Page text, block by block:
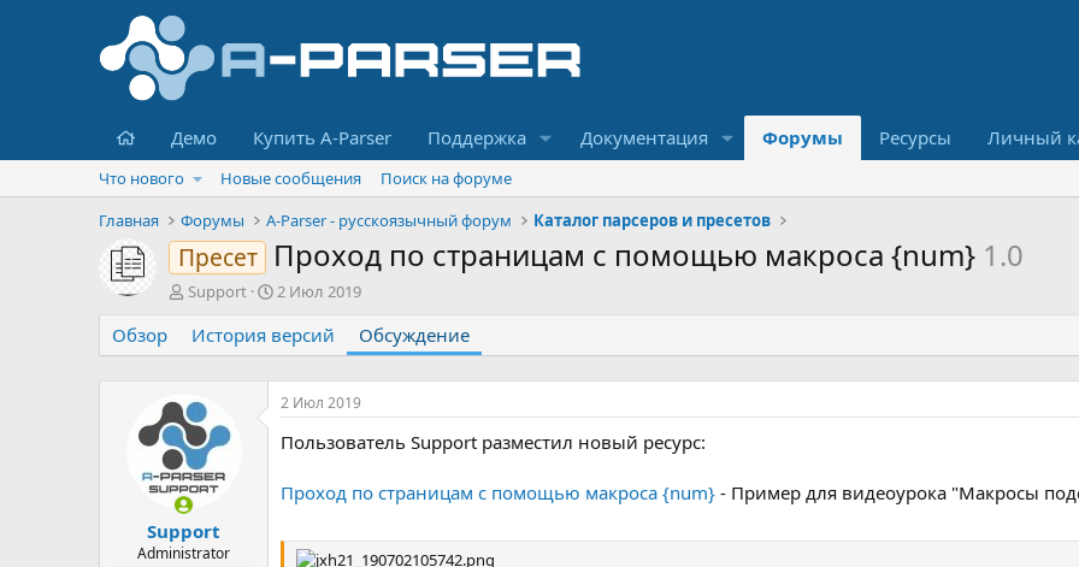
Главная
Демо Купить A-Parser Поддержка Документация Форумы Ресурсы Личный
Что нового Новые сообщения
Поиск на форуме
Главная
Форумы A-Parser - русскоязычный форум Каталог парсеров и пресетов
Пресет Проход по страницам с помощью макроса {num} 1.0
А
т
о
т
е
м
ы
Support
Д
т
а
н
а
ч
а
а
2 Июл 2019
Обзор История версий Обсуждение
Support
Administrator
2 Июл 2019
Пользователь Support разместил новый ресурс:
Проход по страницам с помощью макроса {num} - Пример для видеоурока "Макросы